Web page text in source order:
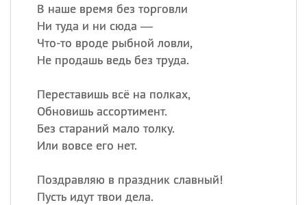
В наше время без торговли
Ни туда и ни сюда —
Что-то вроде рыбной ловли,
Не продашь ведь без труда.
Переставишь всё на полках,
Обновишь ассортимент.
Без стараний мало толку.
Или вовсе его нет.
Поздравляю в праздник славный!
Пусть идут твои дела.